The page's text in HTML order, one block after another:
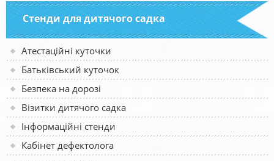
Стенди для дитячого садка
Атестаційні куточки
Батьківський куточок
Безпека на дорозі
Візитки дитячого садка
Інформаційні стенди
Кабінет дефектолога